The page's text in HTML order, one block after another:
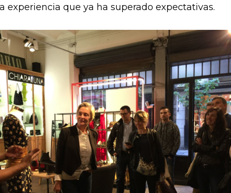
experiencia que ya ha superado expectativas.